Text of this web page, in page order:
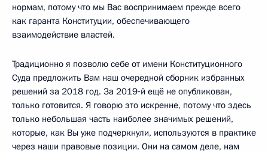
нормам, потому что мы Вас воспринимаем прежде всего
как гаранта Конституции, обеспечивающего
взаимодействие властей.
Традиционно я позволю себе от имени Конституционного
Суда предложить Вам наш очередной сборник избранных
решений за 2018 год. За 2019‑й ещё не опубликован,
только готовится. Я говорю это искренне, потому что здесь
только небольшая часть наиболее значимых решений,
которые, как Вы уже подчеркнули, используются в практике
через наши правовые позиции. Они на самом деле, нам